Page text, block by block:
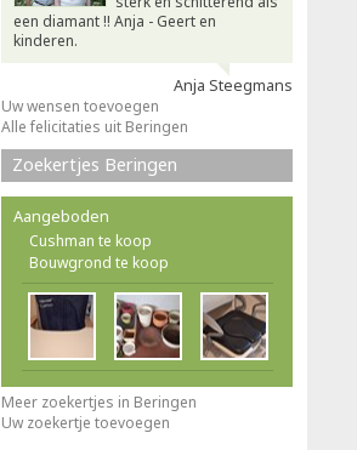
een diamant !! Anja - Geert en
kinderen.
Anja Steegmans
Uw wensen toevoegen
Alle felicitaties uit Beringen
Zoekertjes Beringen
Aangeboden
Cushman te koop
Bouwgrond te koop
Meer zoekertjes in Beringen
Uw zoekertje toevoegen